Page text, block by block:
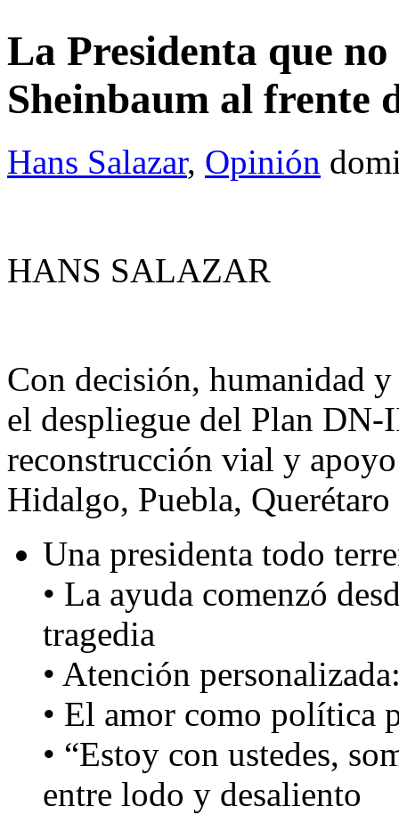
La Presidenta que
Sheinbaum al frente
Hans Salazar, Opinión
HANS SALAZAR
Con decisión, humanidad
el despliegue del Plan DN-
reconstrucción vial y
Hidalgo, Puebla,
Una presidenta todo
• La ayuda comenzó
tragedia
• Atención
• El amor como política
• “Estoy con ustedes,
entre lodo y desaliento